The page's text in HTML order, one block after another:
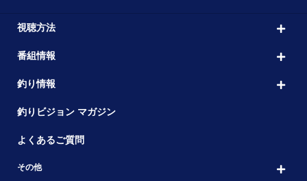
視聴方法
番組情報
釣り情報
釣りビジョン マガジン
よくあるご質問
その他